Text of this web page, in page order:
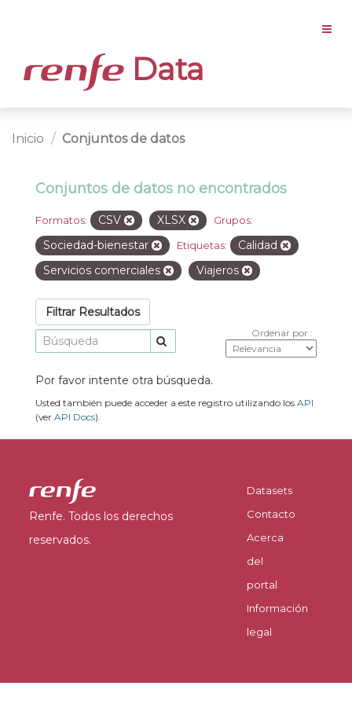
Data
Inicio Conjuntos de datos
Conjuntos de datos no encontrados
Formatos: CSV XLSX Grupos:
Sociedad-bienestar Etiquetas:
Calidad
Servicios comerciales
Viajeros
Filtrar Resultados
Ordenar por
Por favor intente otra búsqueda.
Usted también puede acceder a este registro utilizando los API
(ver API Docs).
Renfe. Todos los derechos
reservados.
Datasets
Contacto
Acerca
del
portal
Información
legal